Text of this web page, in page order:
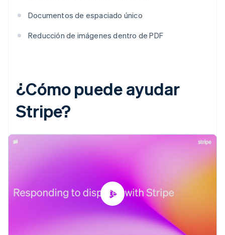
Documentos de espaciado único
Reducción de imágenes dentro de PDF
¿Cómo puede ayudar
Stripe?